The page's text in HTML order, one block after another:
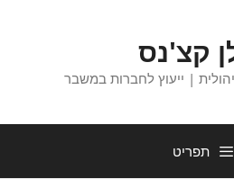
קצ'נס
| ייעוץ לחברות במשבר
תפריט